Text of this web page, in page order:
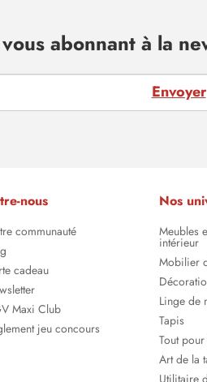
abonnant à la
Envoyer
nous
communauté
cadeau
Maxi Club
jeu concours
Nos
Meubles
intérieur
Mobilier
Linge de
Tapis
Tout
Art de la